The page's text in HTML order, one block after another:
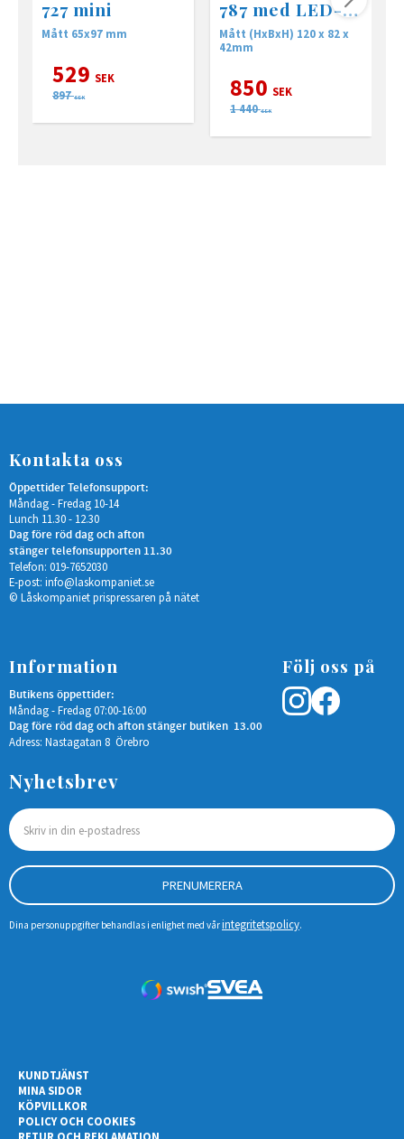
727 mini
Mått 65x97 mm
529 SEK
897 SEK
787 med LED-
belysning
Mått (HxBxH) 120 x 82 x
42mm
850 SEK
1 440 SEK
Kontakta oss
Öppettider Telefonsupport:
Måndag - Fredag 10-14
Lunch 11.30 - 12.30
Dag före röd dag och afton
stänger telefonsupporten 11.30
Telefon: 019-7652030
E-post: info@laskompaniet.se
© Låskompaniet prispressaren på nätet
Information
Butikens öppettider:
Måndag - Fredag 07:00-16:00
Dag före röd dag och afton stänger butiken 13.00
Adress: Nastagatan 8 Örebro
Följ oss på
Nyhetsbrev
PRENUMERERA
Dina personuppgifter behandlas i enlighet med vårintegritetspolicy.
KUNDTJÄNST
MINA SIDOR
KÖPVILLKOR
POLICY OCH COOKIES